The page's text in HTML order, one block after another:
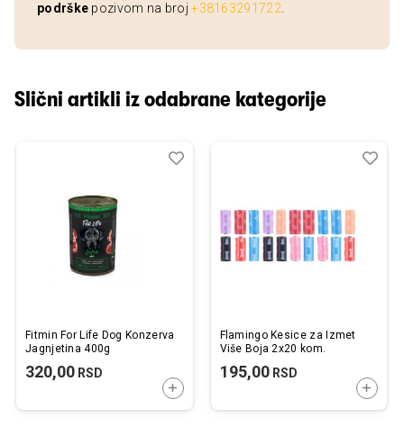
podrške pozivom na broj+38163291722
Slični artikli iz odabrane kategorije
Fitmin For Life Dog Konzerva
Jagnjetina 400g
320,00 RSD
DODAJTE U KORPU
Dodaj
Uporedi
Flamingo Kesice za Izmet
Više Boja 2x20 kom.
195,00RSD